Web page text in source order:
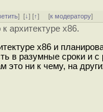
][↓] [↑] [к модератору]
архитектуре x86.
x86 и
в разумные сроки и
ни к чему, на